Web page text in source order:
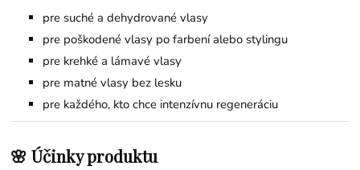
pre suché a dehydrované vlasy
pre poškodené vlasy po farbení alebo stylingu
pre krehké a lámavé vlasy
pre matné vlasy bez lesku
pre každého, kto chce intenzívnu regeneráciu
🌸 Účinky produktu